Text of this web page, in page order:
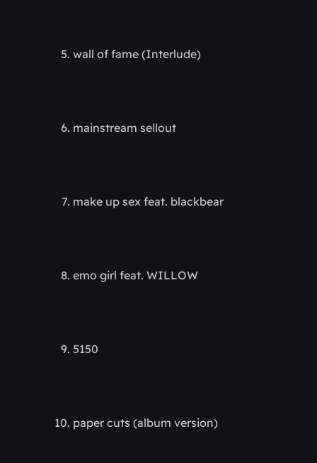
wall of fame (Interlude)
mainstream sellout
make up sex feat. blackbear
emo girl feat. WILLOW
5150
paper cuts (album version)